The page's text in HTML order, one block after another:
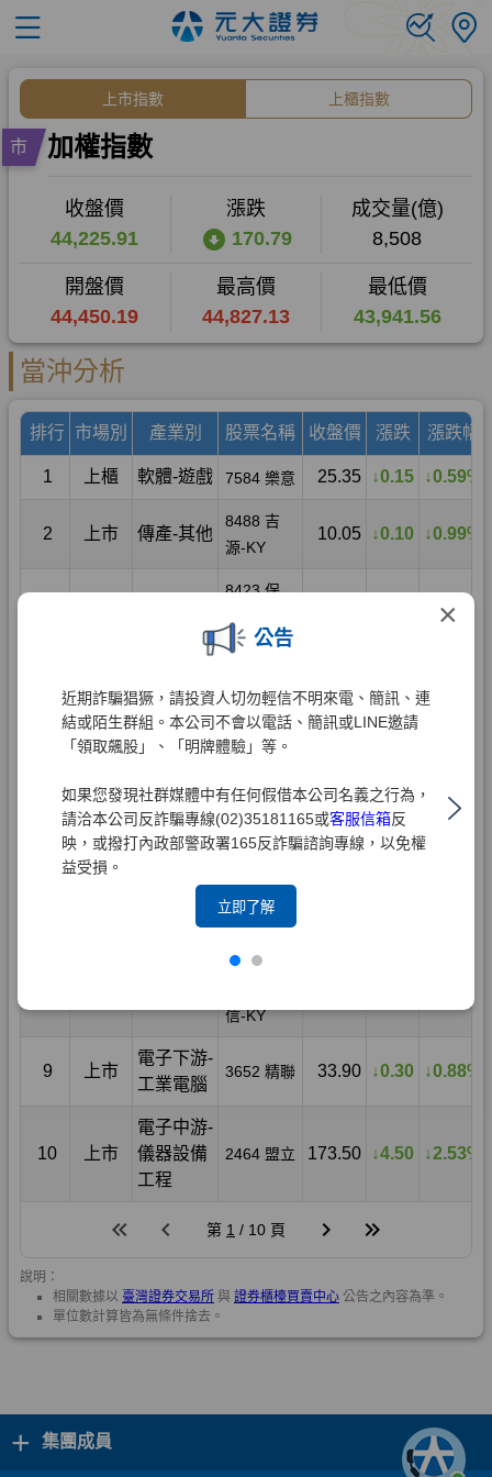
×
公告
近期詐騙猖獗，請投資人切勿輕信不明來電、簡訊、連
結或陌生群組。本公司不會以電話、簡訊或LINE邀請
「領取飆股」、「明牌體驗」等。
如果您發現社群媒體中有任何假借本公司名義之行為，
請洽本公司反詐騙專線(02)35181165或客服信箱反
映，或撥打內政部警政署165反詐騙諮詢專線，以免權
益受損。
立即了解
+ 集團成員